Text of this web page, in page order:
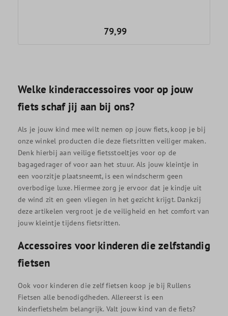
79,99
Welke kinderaccessoires voor op jouw
fiets schaf jij aan bij ons?
Als je jouw kind mee wilt nemen op jouw fiets, koop je bij
onze winkel producten die deze fietsritten veiliger maken.
Denk hierbij aan veilige fietsstoeltjes voor op de
bagagedrager of voor aan het stuur. Als jouw kleintje in
een voorzitje plaatsneemt, is een windscherm geen
overbodige luxe. Hiermee zorg je ervoor dat je kindje uit
de wind zit en geen vliegen in het gezicht krijgt. Dankzij
deze artikelen vergroot je de veiligheid en het comfort van
jouw kleintje tijdens fietsritten.
Accessoires voor kinderen die zelfstandig
fietsen
Ook voor kinderen die zelf fietsen koop je bij Rullens
Fietsen alle benodigdheden. Allereerst is een
kinderfietshelm belangrijk. Valt jouw kind van de fiets?